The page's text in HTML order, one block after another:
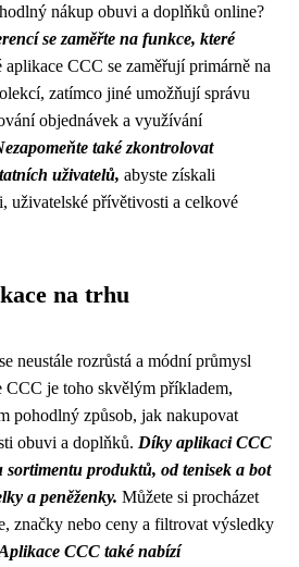
nákup obuvi a doplňků online?
se zaměřte na funkce, které
aplikace CCC se zaměřují primárně na
zatímco jiné umožňují správu
objednávek a využívání
také zkontrolovat
uživatelů, abyste získali
uživatelské přívětivosti a celkové
na trhu
neustále rozrůstá a módní průmysl
je toho skvělým příkladem,
pohodlný způsob, jak nakupovat
obuvi a doplňků. Díky aplikaci CCC
sortimentu produktů, od tenisek a bot
a peněženky. Můžete si procházet
značky nebo ceny a filtrovat výsledky
CCC také nabízí